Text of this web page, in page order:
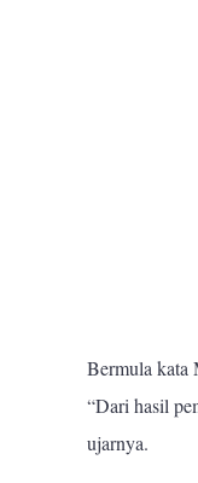
Bermula kata
“Dari hasil
ujarnya.